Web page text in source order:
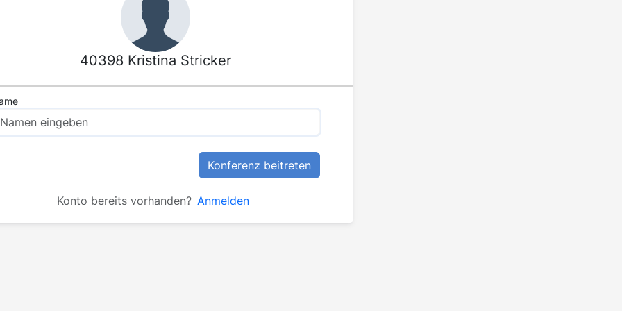
40398 Kristina Stricker
Konferenz beitreten
Konto bereits vorhanden? Anmelden